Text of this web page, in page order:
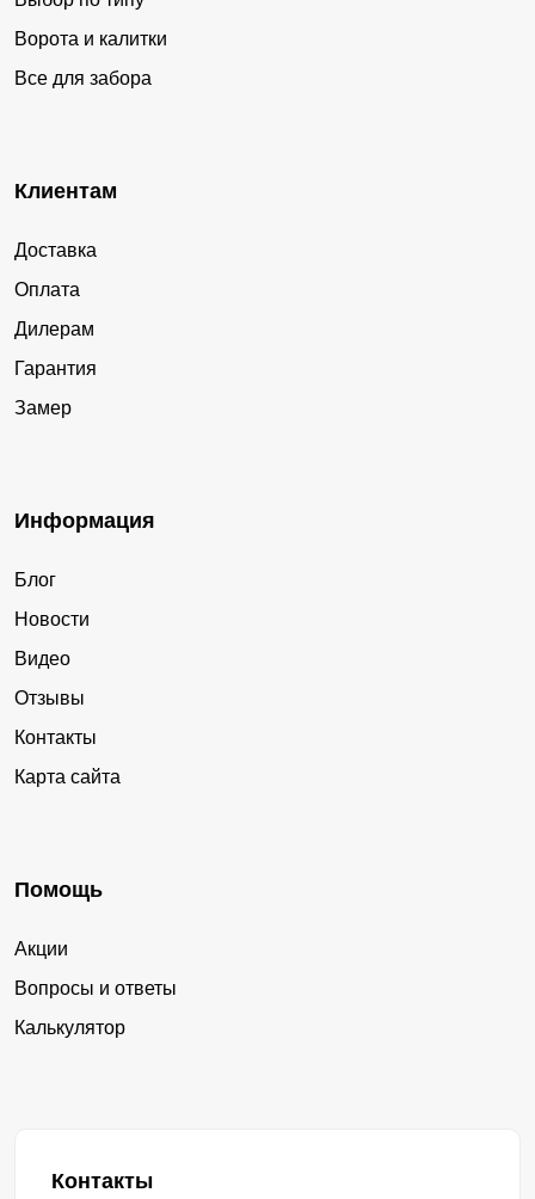
Ворота и калитки
Все для забора
Клиентам
Доставка
Оплата
Дилерам
Гарантия
Замер
Информация
Блог
Новости
Видео
Отзывы
Контакты
Карта сайта
Помощь
Акции
Вопросы и ответы
Калькулятор
Контакты